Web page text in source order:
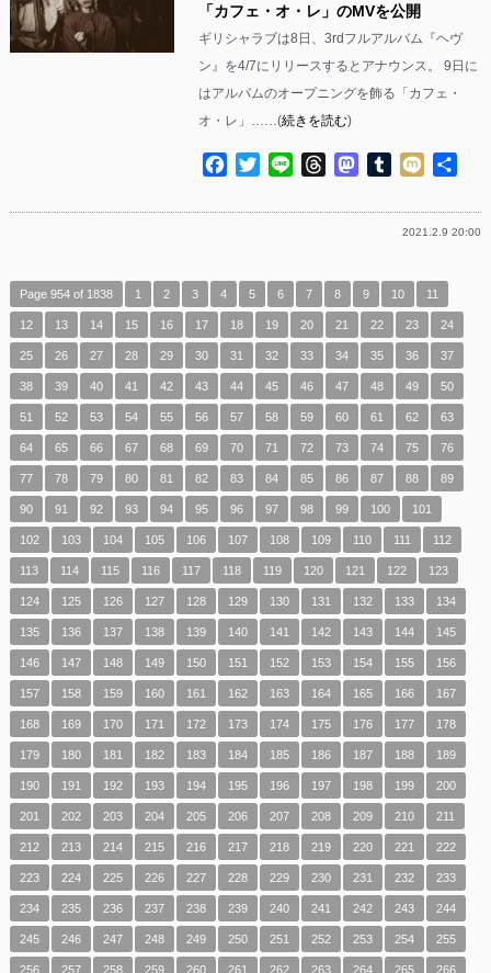
「カフェ・オ・レ」のMVを公開
ギリシャラブは8日、3rdフルアルバム『ヘヴ
ン』を4/7にリリースするとアナウンス。 9日に
はアルバムのオープニングを飾る「カフェ・
オ・レ」……(続きを読む)
Facebook
TwitterLine ThreadsMastodon
Tumblr
Mixi
2021.2.9 20:00
Page 954 of 1838 1 2 3 4 5 6 7 8 9 10 11
12 13 14 15 16 17 18 19 20 21 22 23 24
25 26 27 28 29 30 31 32 33 34 35 36 37
38 39 40 41 42 43 44 45 46 47 48 49 50
51 52 53 54 55 56 57 58 59 60 61 62 63
64 65 66 67 68 69 70 71 72 73 74 75 76
77 78 79 80 81 82 83 84 85 86 87 88 89
90 91 92 93 94 95 96 97 98 99 100 101
102 103 104 105 106 107 108 109 110 111 112
113 114 115 116 117 118 119 120 121 122 123
124 125 126 127 128 129 130 131 132 133 134
135 136 137 138 139 140 141 142 143 144 145
146 147 148 149 150 151 152 153 154 155 156
157 158 159 160 161 162 163 164 165 166 167
168 169 170 171 172 173 174 175 176 177 178
179 180 181 182 183 184 185 186 187 188 189
190 191 192 193 194 195 196 197 198 199 200
201 202 203 204 205 206 207 208 209 210 211
212 213 214 215 216 217 218 219 220 221 222
223 224 225 226 227 228 229 230 231 232 233
234 235 236 237 238 239 240 241 242 243 244
245 246 247 248 249 250 251 252 253 254 255
256 257 258 259 260 261 262 263 264 265 266